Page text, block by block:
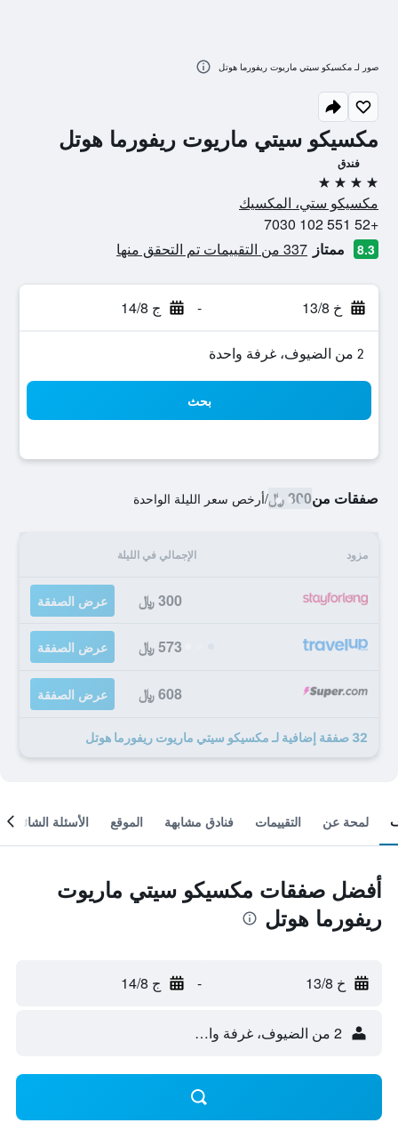
مكسيكو سيتي ماريوت ريفورما هوتل
فندق
4 نجوم
مكسيكو ستي، المكسيك
+52 551 102 7030
8.3 ممتاز 337 من التقييمات تم التحقق منها
خ 13/8 - ج 14/8
2 من الضيوف، غرفة واحدة
بحث
صفقات من300 ﷼ /أرخص سعر الليلة الواحدة
مزود الإجمالي في الليلة
300 ﷼ عرض الصفقة
573 ﷼ عرض الصفقة
608 ﷼ عرض الصفقة
32 صفقة إضافية لـ مكسيكو سيتي ماريوت ريفورما هوتل
صور لـ مكسيكو سيتي ماريوت ريفورما هوتل
لمحة عن التقييمات فنادق مشابهة الموقع الأسئلة الشائعة
أفضل صفقات مكسيكو سيتي ماريوت
ريفورما هوتل
خ 13/8 - ج 14/8
2 من الضيوف، غرفة واحدة